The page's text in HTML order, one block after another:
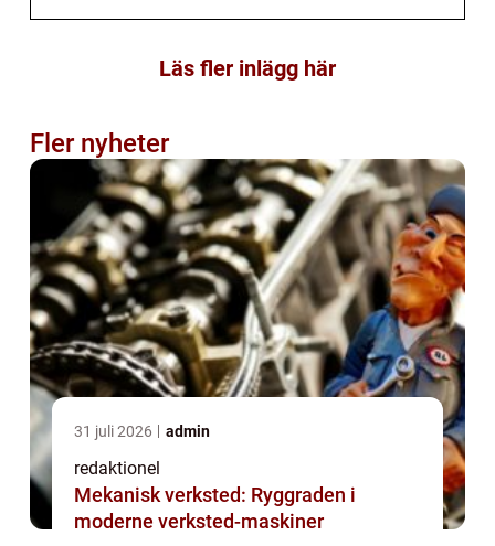
Läs fler inlägg här
Fler nyheter
31 juli 2026 admin
redaktionel
Mekanisk verksted: Ryggraden i
moderne verksted-maskiner